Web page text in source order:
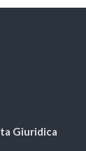
Giuridica